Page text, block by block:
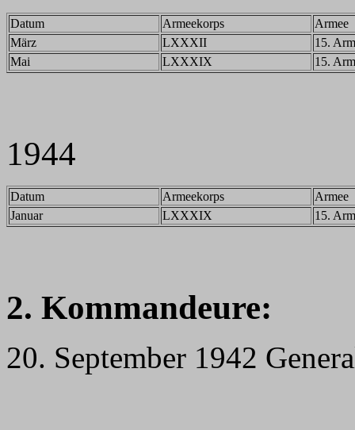
Datum Armeekorps
Armee
März
LXXXII
15.
Mai
LXXXIX 15.
1944
Datum Armeekorps
Armee
Januar
LXXXIX 15.
2. Kommandeure:
20. September 1942